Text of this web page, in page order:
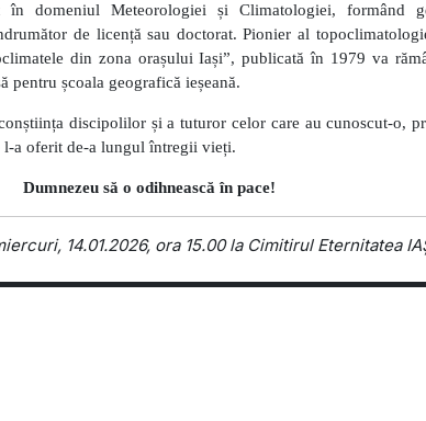
în domeniul Meteorologiei și Climatologiei, formând
de licență sau doctorat. Pionier al
din zona orașului Iași”, publicată în 1979 va
pentru școala geografică ieșeană.
discipolilor și a tuturor celor care au cunoscut-o,
l-a oferit de-a lungul întregii vieți.
Dumnezeu să o odihnească în pace!
14.01.2026, ora 15.00 la Cimitirul Eternitatea